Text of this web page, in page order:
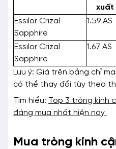
xuất
Essilor Crizal
Sapphire
1.59 AS
Essilor Crizal
Sapphire
1.67 AS
Lưu ý: Giá trên bảng chỉ
có thể thay đổi tùy theo
Tìm hiểu: Top 3 tròng kính
đáng mua nhất hiện nay
Mua tròng kính